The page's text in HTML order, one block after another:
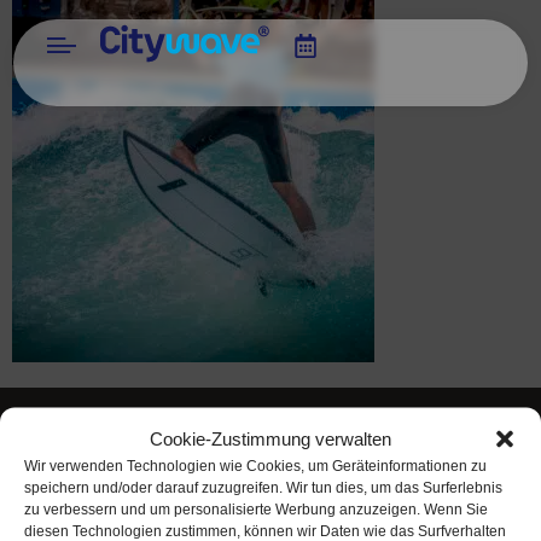
Cookie-Zustimmung verwalten
Wir verwenden Technologien wie Cookies, um Geräteinformationen zu
speichern und/oder darauf zuzugreifen. Wir tun dies, um das Surferlebnis
zu verbessern und um personalisierte Werbung anzuzeigen. Wenn Sie
diesen Technologien zustimmen, können wir Daten wie das Surfverhalten
Öffnungszeiten
Mo bis Do: 9 bis 22 Uhr
Juli + August 2026